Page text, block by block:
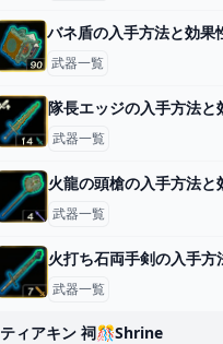
バネ盾の入手方法と効果
武器一覧
隊長エッジの入手方法と
武器一覧
火龍の頭槍の入手方法と
武器一覧
火打ち石両手剣の入手方
武器一覧
ティアキン 祠🎊shrine